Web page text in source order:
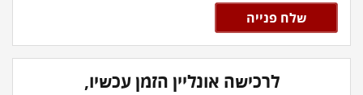
לרכישה אונליין הזמן עכשיו,